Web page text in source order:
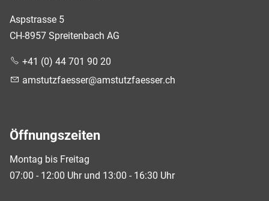
Aspstrasse 5
CH-8957 Spreitenbach AG
+41 (0) 44 701 90 20
mst tzf ss r mst tzf ss r ch
Öffnungszeiten
Montag bis Freitag
07:00 - 12:00 Uhr und 13:00 - 16:30 Uhr